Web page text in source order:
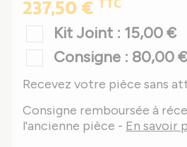
237,50 € TTC
Kit Joint : 15,00 €
Consigne : 80,00 €
Recevez votre pièce sans
Consigne remboursée à
l'ancienne pièce - En savoir